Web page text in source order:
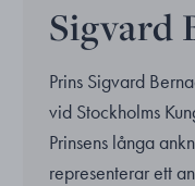
Sigvard
Prins Sigvard
vid Stockholms
Prinsens långa
representerar ett